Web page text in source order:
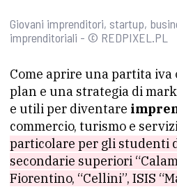
Giovani imprenditori, startup,
imprenditoriali - © REDPIXEL.PL
Come aprire una partita iva
plan e una strategia di
e utili per diventare
commercio, turismo e
particolare per gli studenti
secondarie superiori
Fiorentino, “Cellini”, ISIS